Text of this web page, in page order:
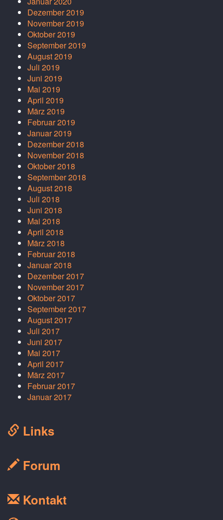
Dezember 2019
November 2019
Oktober 2019
September 2019
August 2019
Juli 2019
Juni 2019
Mai 2019
April 2019
März 2019
Februar 2019
Januar 2019
Dezember 2018
November 2018
Oktober 2018
September 2018
August 2018
Juli 2018
Juni 2018
Mai 2018
April 2018
März 2018
Februar 2018
Januar 2018
Dezember 2017
November 2017
Oktober 2017
September 2017
August 2017
Juli 2017
Juni 2017
Mai 2017
April 2017
März 2017
Februar 2017
Januar 2017
Links
Forum
Kontakt